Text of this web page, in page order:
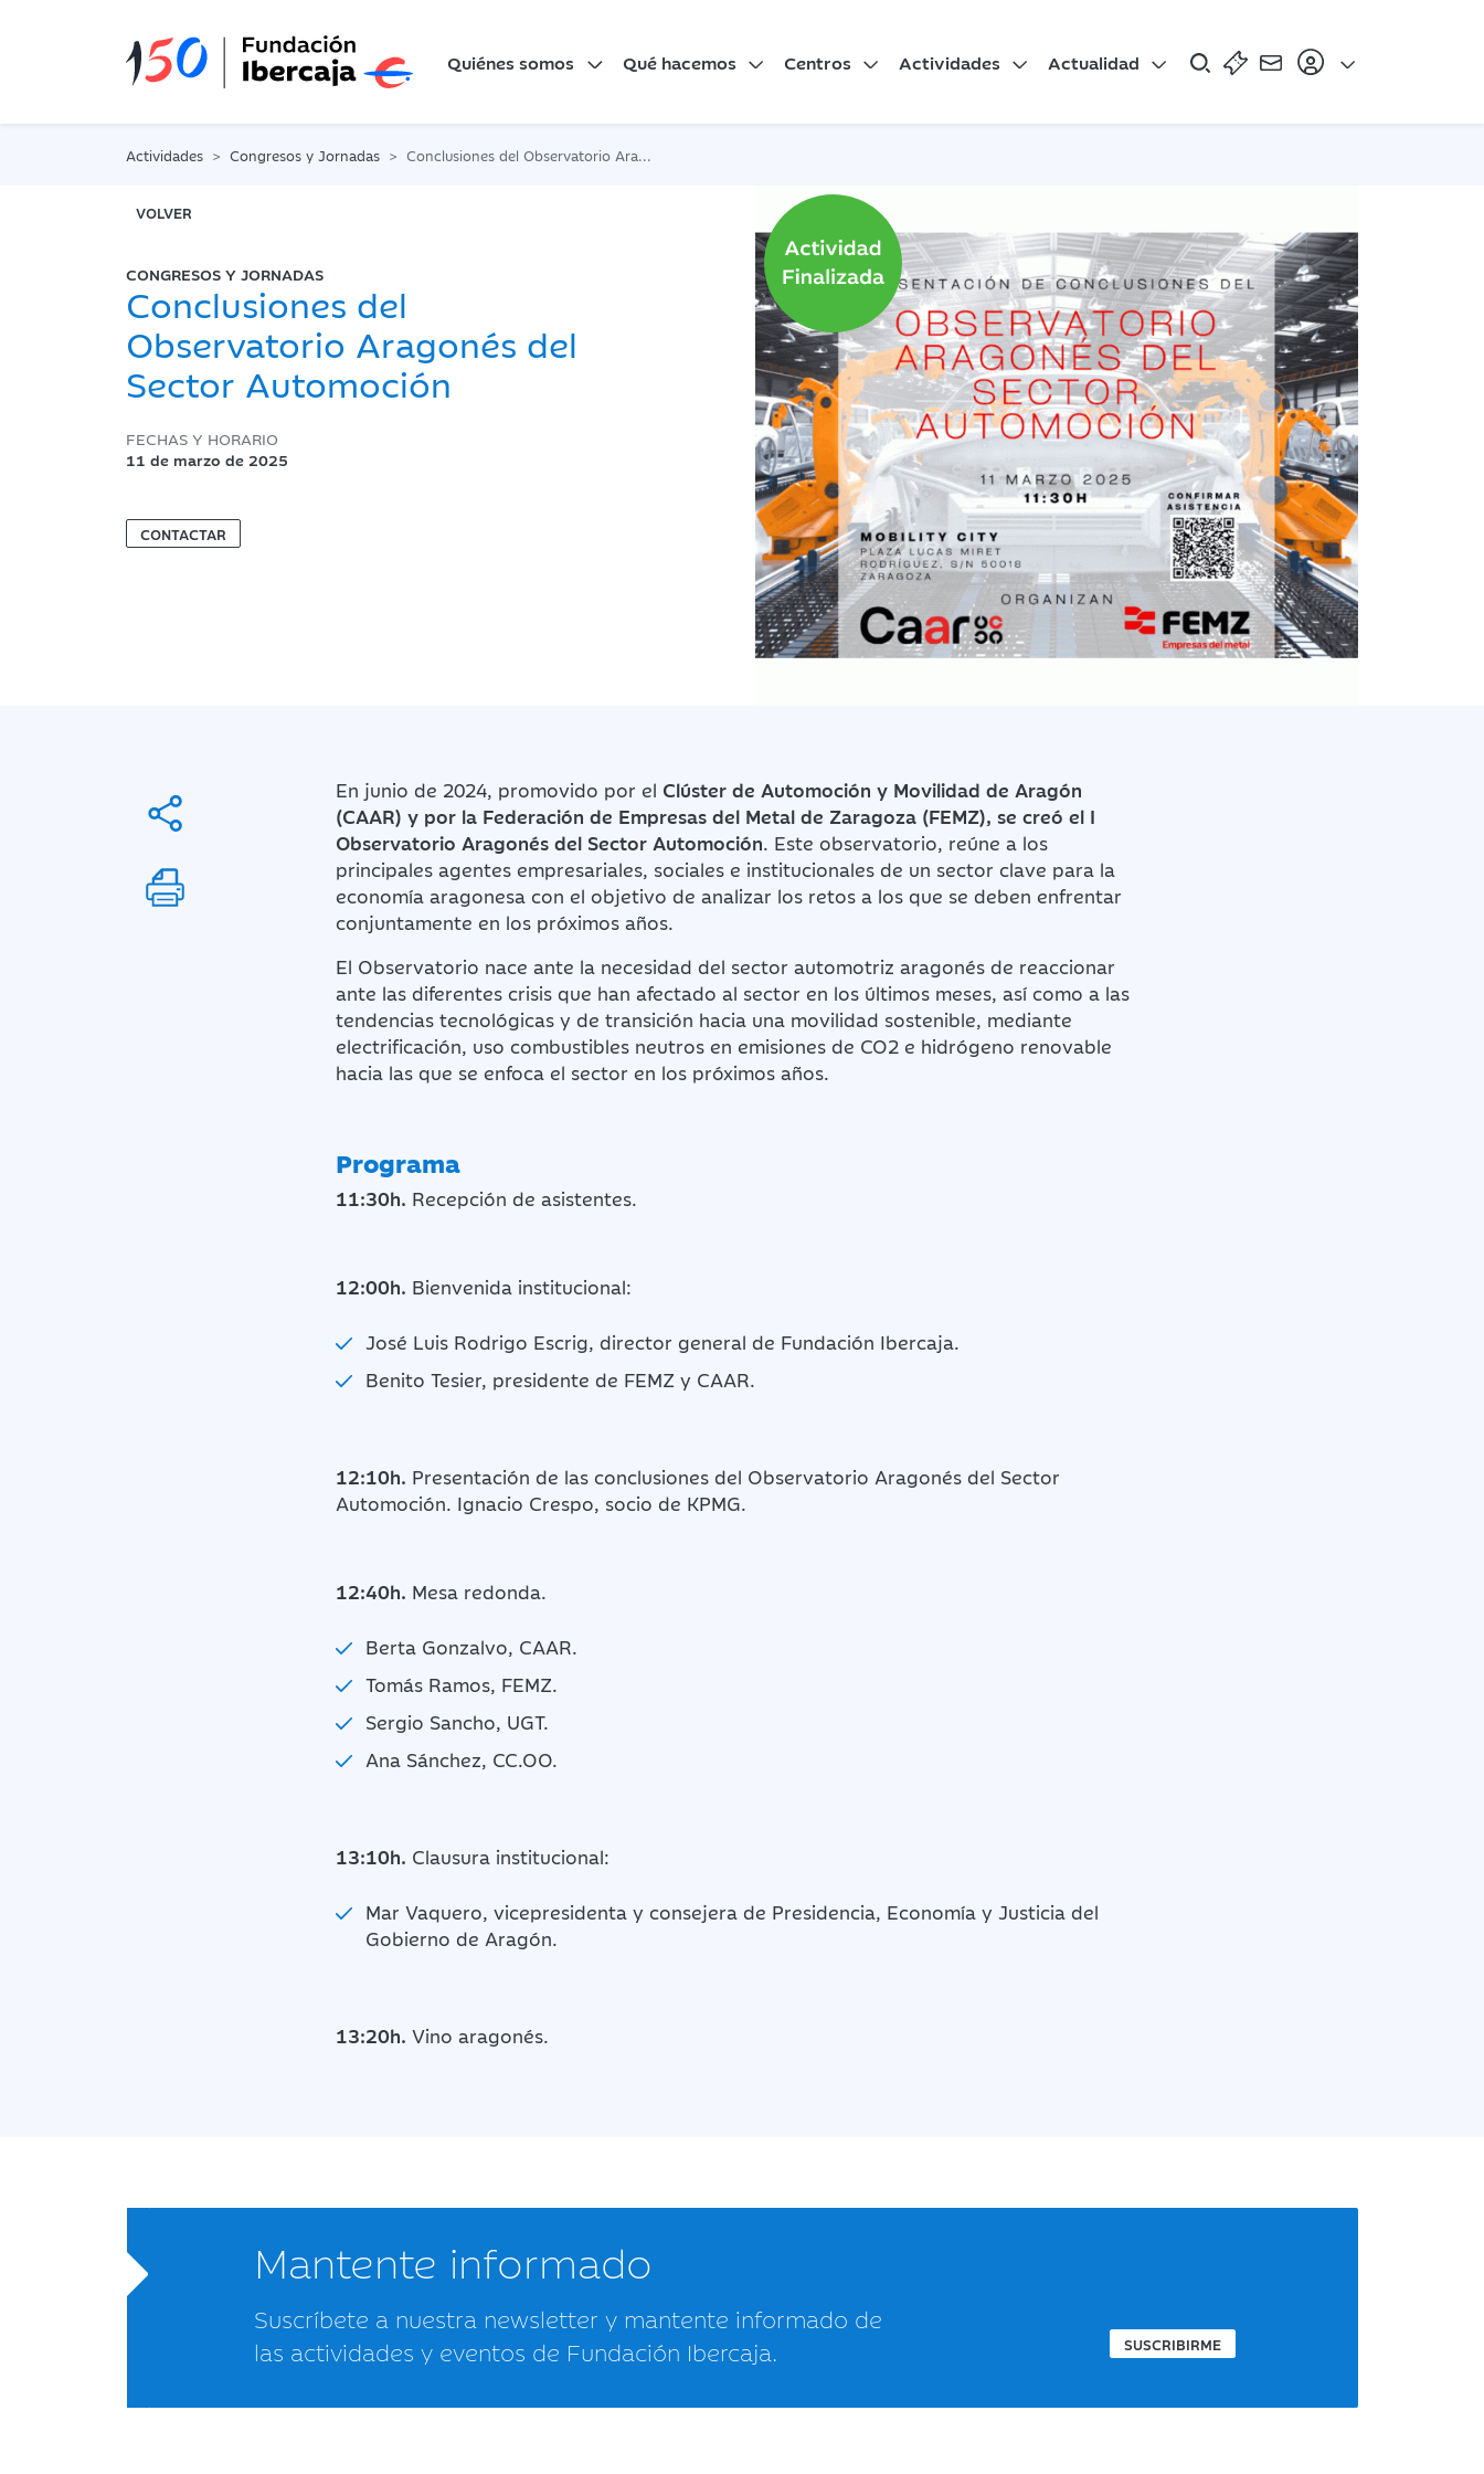
Quiénes somos Qué hacemos Centros Actividades Actualidad
Actividades Congresos y Jornadas Conclusiones del Observatorio Aragonés del Sector Automoción
VOLVER
CONGRESOS Y JORNADAS
Conclusiones del
Observatorio Aragonés del
Sector Automoción
FECHAS Y HORARIO
11 de marzo de 2025
CONTACTAR
En junio de 2024, promovido por el Clúster de Automoción y Movilidad de Aragón
(CAAR) y por la Federación de Empresas del Metal de Zaragoza (FEMZ), se creó el I
Observatorio Aragonés del Sector Automoción. Este observatorio, reúne a los
principales agentes empresariales, sociales e institucionales de un sector clave para la
economía aragonesa con el objetivo de analizar los retos a los que se deben enfrentar
conjuntamente en los próximos años.
El Observatorio nace ante la necesidad del sector automotriz aragonés de reaccionar
ante las diferentes crisis que han afectado al sector en los últimos meses, así como a las
tendencias tecnológicas y de transición hacia una movilidad sostenible, mediante
electrificación, uso combustibles neutros en emisiones de CO2 e hidrógeno renovable
hacia las que se enfoca el sector en los próximos años.
Programa
11:30h. Recepción de asistentes.
12:00h. Bienvenida institucional:
José Luis Rodrigo Escrig, director general de Fundación Ibercaja.
Benito Tesier, presidente de FEMZ y CAAR.
12:10h. Presentación de las conclusiones del Observatorio Aragonés del Sector
Automoción. Ignacio Crespo, socio de KPMG.
12:40h. Mesa redonda.
Berta Gonzalvo, CAAR.
Tomás Ramos, FEMZ.
Sergio Sancho, UGT.
Ana Sánchez, CC.OO.
13:10h. Clausura institucional:
Mar Vaquero, vicepresidenta y consejera de Presidencia, Economía y Justicia del
Gobierno de Aragón.
13:20h. Vino aragonés.
Mantente informado
Suscríbete a nuestra newsletter y mantente informado de
las actividades y eventos de Fundación Ibercaja.
SUSCRIBIRME